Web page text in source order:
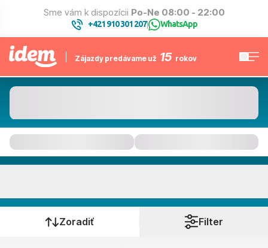
Sme vám k dispozícii Po-Ne 08:00 - 22:00
+421 910 301 207| WhatsApp
Zájazdy predávame už 15 rokov
Kedy cestujete?
Zoradiť Filter